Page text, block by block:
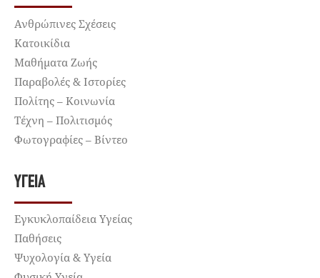
Ανθρώπινες Σχέσεις
Κατοικίδια
Μαθήματα Ζωής
Παραβολές & Ιστορίες
Πολίτης – Κοινωνία
Τέχνη – Πολιτισμός
Φωτογραφίες – Βίντεο
ΥΓΕΊΑ
Εγκυκλοπαίδεια Υγείας
Παθήσεις
Ψυχολογία & Υγεία